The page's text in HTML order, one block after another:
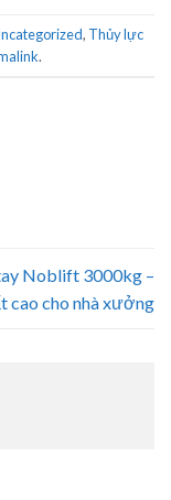
, Thủy lực
.
Noblift 3000kg –
cao cho nhà xưởng